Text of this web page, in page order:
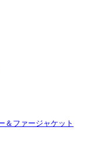
＆ファージャケット